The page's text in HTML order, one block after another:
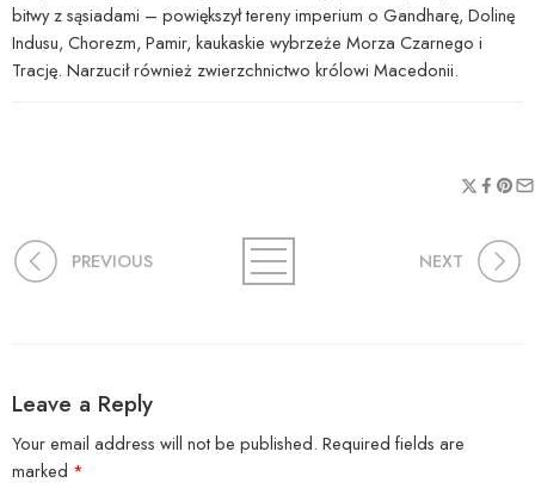
bitwy z sąsiadami – powiększył tereny imperium o Gandharę, Dolinę
Indusu, Chorezm, Pamir, kaukaskie wybrzeże Morza Czarnego i
Trację. Narzucił również zwierzchnictwo królowi Macedonii.
PREVIOUS NEXT
Leave a Reply
Your email address will not be published. Required fields are
marked *